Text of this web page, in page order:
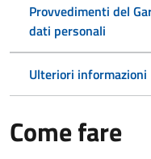
Provvedimenti del
dati personali
Ulteriori informazioni
Come fare